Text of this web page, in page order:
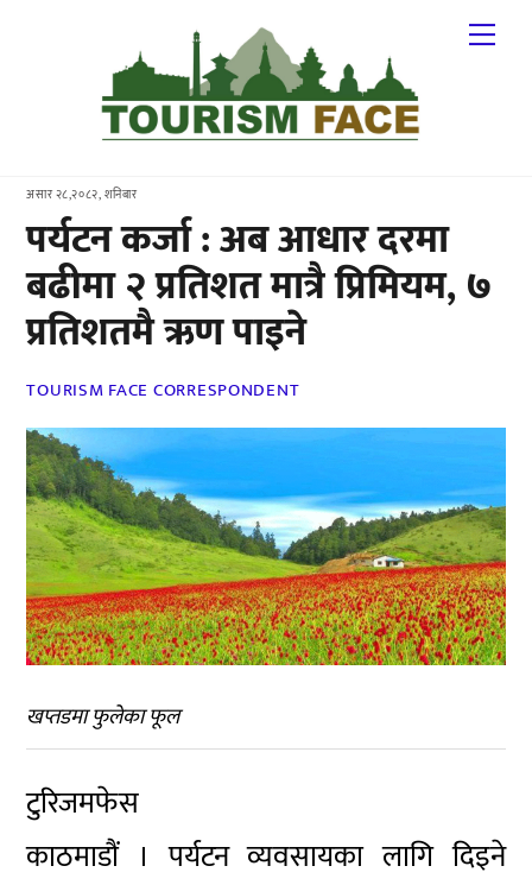
असार २८,२०८२, शनिबार
पर्यटन कर्जा : अब आधार दरमा
बढीमा २ प्रतिशत मात्रै प्रिमियम, ७
प्रतिशतमै ऋण पाइने
TOURISM FACE CORRESPONDENT
खप्तडमा फुलेका फूल
टुरिजमफेस
काठमाडौं । पर्यटन व्यवसायका लागि दिइने